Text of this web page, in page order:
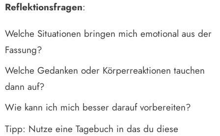
Reflektionsfragen:
Welche Situationen bringen mich emotional aus der
Fassung?
Welche Gedanken oder Körperreaktionen tauchen
dann auf?
Wie kann ich mich besser darauf vorbereiten?
Tipp: Nutze eine Tagebuch in das du diese